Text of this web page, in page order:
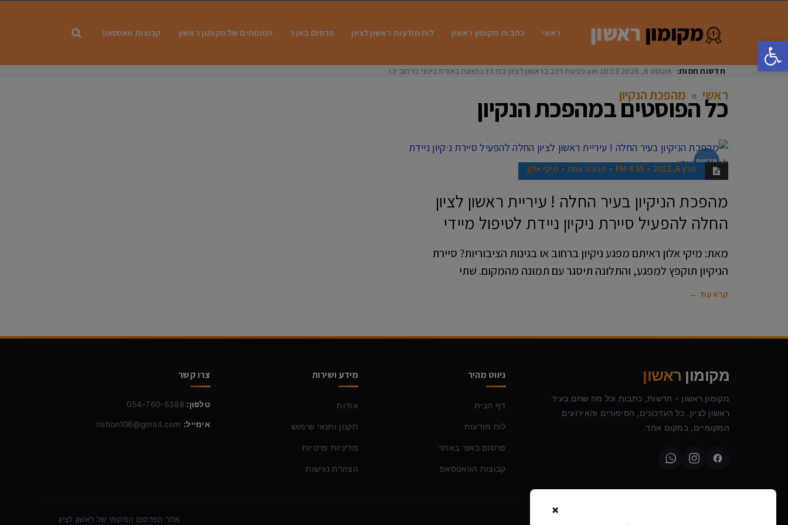
פתח סרגל נגישות
ראשי כתבות מקומון ראשון לוח מודעות ראשון לציון פרסום באנר המומחים של מקומון ראשון קבוצות וואטסאפ
חדשות חמות: אוגוסט 6, 2026 10:53 am פגיעת רכב בראשון לציון: בת 33 נפצעה באורח בינוני ברחוב ירושל
ראשי » מהפכת הנקיון
כל הפוסטים במהפכת הנקיון
חדשות
מרץ 6, 2022 4:55 PM תגובה אחת מיקי אלון
מהפכת הניקיון בעיר החלה ! עיריית ראשון לציון
החלה להפעיל סיירת ניקיון ניידת לטיפול מיידי
מאת: מיקי אלון ראיתם מפגע ניקיון ברחוב או בגינות הציבוריות? סיירת
הניקיון תוקפץ למפגע, והתלונה תיסגר עם תמונה מהמקום. שתי
קרא עוד ←
מקומון ראשון
מקומון ראשון - חדשות, כתבות וכל מה שחם בעיר
ראשון לציון. כל העדכונים, הסיפורים והאירועים
המקומיים, במקום אחד.
ניווט מהיר
דף הבית
לוח מודעות
פרסום באנר באתר
קבוצות הוואטסאפ
מידע ושירות
אודות
תקנון ותנאי שימוש
מדיניות פרטיות
הצהרת נגישות
צרו קשר
טלפון: 054-760-6388
אימייל: rishon106@gmail.com
אתר הפרסום המקומי של ראשון לציון
×